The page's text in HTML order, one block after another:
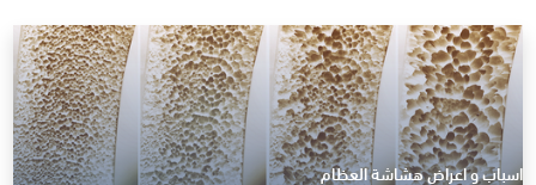
اسباب و اعراض هشاشة العظام